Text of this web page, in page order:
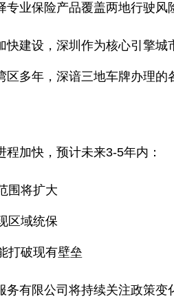
专业保险产品覆盖两地行驶风
快建设，深圳作为核心引擎
区多年，深谙三地车牌办理的
程加快，预计未来3-5年内：
围将扩大
区域统保
打破现有壁垒
务有限公司将持续关注政策